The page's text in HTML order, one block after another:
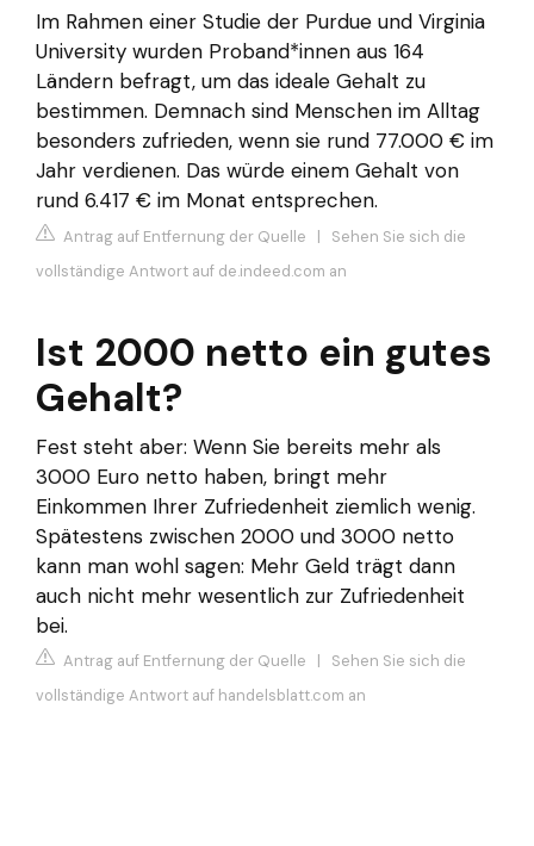
Im Rahmen einer Studie der Purdue und Virginia
University wurden Proband*innen aus 164
Ländern befragt, um das ideale Gehalt zu
bestimmen. Demnach sind Menschen im Alltag
besonders zufrieden, wenn sie rund 77.000 € im
Jahr verdienen. Das würde einem Gehalt von
rund 6.417 € im Monat entsprechen.
Antrag auf Entfernung der Quelle | Sehen Sie sich die
vollständige Antwort auf de.indeed.com an
Ist 2000 netto ein gutes
Gehalt?
Fest steht aber: Wenn Sie bereits mehr als
3000 Euro netto haben, bringt mehr
Einkommen Ihrer Zufriedenheit ziemlich wenig.
Spätestens zwischen 2000 und 3000 netto
kann man wohl sagen: Mehr Geld trägt dann
auch nicht mehr wesentlich zur Zufriedenheit
bei.
Antrag auf Entfernung der Quelle | Sehen Sie sich die
vollständige Antwort auf handelsblatt.com an